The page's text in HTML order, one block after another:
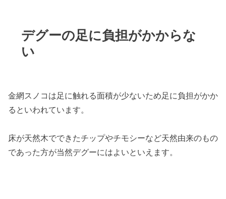
デグーの足に負担がかからな
い
金網スノコは足に触れる面積が少ないため足に負担がかか
るといわれています。
床が天然木でできたチップやチモシーなど天然由来のもの
であった方が当然デグーにはよいといえます。